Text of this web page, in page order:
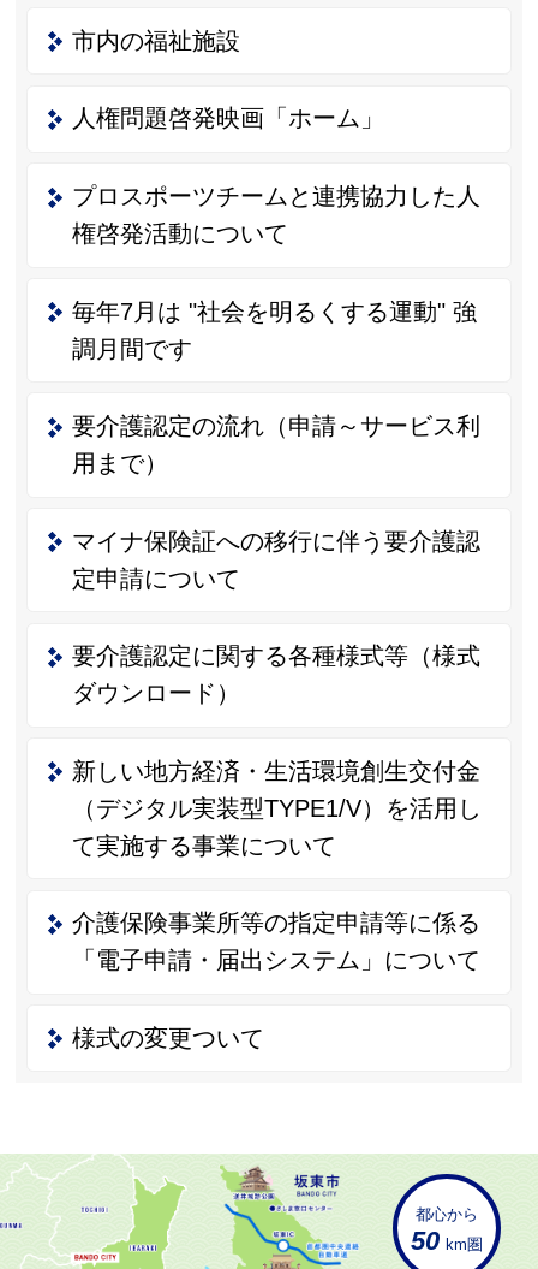
市内の福祉施設
人権問題啓発映画「ホーム」
プロスポーツチームと連携協力した人
権啓発活動について
毎年7月は "社会を明るくする運動" 強
調月間です
要介護認定の流れ（申請～サービス利
用まで）
マイナ保険証への移行に伴う要介護認
定申請について
要介護認定に関する各種様式等（様式
ダウンロード）
新しい地方経済・生活環境創生交付金
（デジタル実装型TYPE1/V）を活用し
て実施する事業について
介護保険事業所等の指定申請等に係る
「電子申請・届出システム」について
様式の変更ついて
都心から
50 km圏